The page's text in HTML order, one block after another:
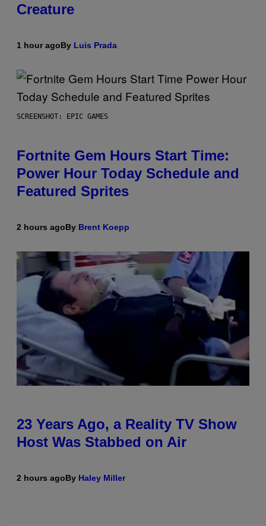
Creature
1 hour agoBy Luis Prada
SCREENSHOT: EPIC GAMES
Fortnite Gem Hours Start Time:
Power Hour Today Schedule and
Featured Sprites
2 hours agoBy Brent Koepp
23 Years Ago, a Reality TV Show
Host Was Stabbed on Air
2 hours agoBy Haley Miller